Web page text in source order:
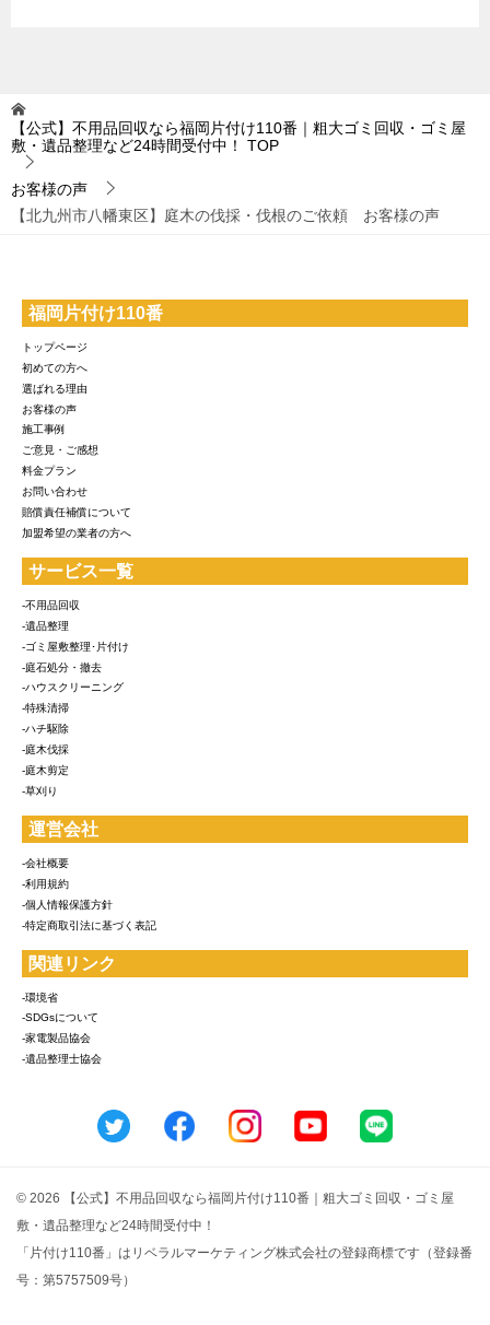
【公式】不用品回収なら福岡片付け110番｜粗大ゴミ回収・ゴミ屋
敷・遺品整理など24時間受付中！
TOP
お客様の声
【北九州市八幡東区】庭木の伐採・伐根のご依頼 お客様の声
福岡片付け110番
トップページ
初めての方へ
選ばれる理由
お客様の声
施工事例
ご意見・ご感想
料金プラン
お問い合わせ
賠償責任補償について
加盟希望の業者の方へ
サービス一覧
-不用品回収
-遺品整理
-ゴミ屋敷整理･片付け
-庭石処分・撤去
-ハウスクリーニング
-特殊清掃
-ハチ駆除
-庭木伐採
-庭木剪定
-草刈り
運営会社
-会社概要
-利用規約
-個人情報保護方針
-特定商取引法に基づく表記
関連リンク
-環境省
-SDGsについて
-家電製品協会
-遺品整理士協会
© 2026 【公式】不用品回収なら福岡片付け110番｜粗大ゴミ回収・ゴミ屋
敷・遺品整理など24時間受付中！
「片付け110番」はリベラルマーケティング株式会社の登録商標です（登録番
号：第5757509号）